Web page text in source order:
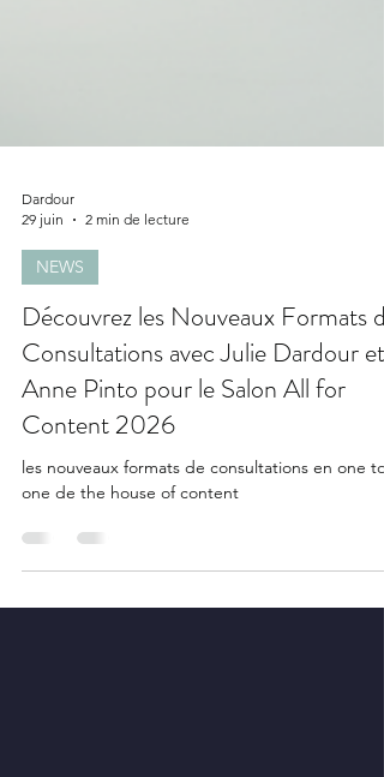
29 juin
NEWS
Découvrez les Nouveaux Formats de
Consultations avec Julie Dardour et
Anne Pinto pour le Salon All for
Content 2026
one de the house of content